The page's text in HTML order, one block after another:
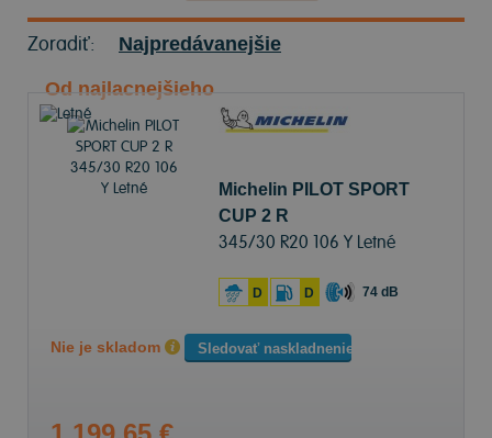
Zoradiť: Najpredávanejšie
Od najlacnejšieho
Michelin PILOT SPORT
CUP 2 R
345/30 R20 106 Y Letné
D D 74 dB
Nie je skladom Sledovať naskladnenie